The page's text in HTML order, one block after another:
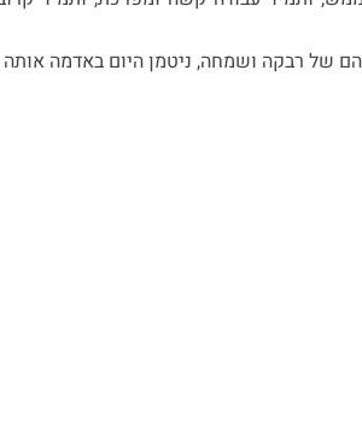
של רבקה ושמחה, ניטמן היום באדמה